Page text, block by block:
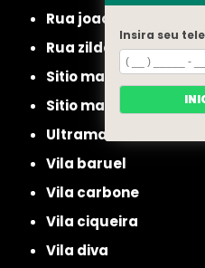
rua joao ruthe
rua zilda
sitio manda aqui
sitio mandaqui
ultramarino
vila baruel
vila carbone
vila ciqueira
vila diva
Insira seu